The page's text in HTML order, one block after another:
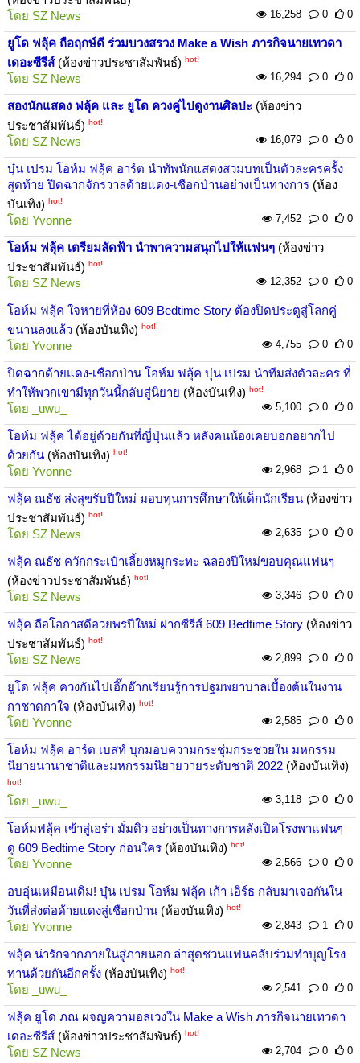
โดย SZ News 16,258 0 0
ยูโด ฟลุ้ค ถือฤกษ์ดี ร่วมบวงสรวง Make a Wish ภารกิจนายเทวดา
เดอะซีรีส์(ห้องข่าวประชาสัมพันธ์) hot!
โดย SZ News 16,294 0 0
สองนักแสดง ฟลุ้ค และ ยูโด ควงคู่ไปดูงานศิลปะ (ห้องข่าว
ประชาสัมพันธ์) hot!
โดย SZ News 16,079 0 0
บุ๋น เปรม โอห์ม ฟลุ้ค อาร์ต นำทัพนักแสดงสวมบทเป็นตัวละครครั้ง
สุดท้าย ปิดฉากจักรวาลด้ายแดง-เชือกป่านอย่างเป็นทางการ (ห้อง
บันเทิง) hot!
โดย Yvonne 7,452 0 0
โอห์ม ฟลุ้ค เตรียมลัดฟ้า นำพาความสนุกไปให้แฟนๆ (ห้องข่าว
ประชาสัมพันธ์) hot!
โดย SZ News 12,352 0 0
โอห์ม ฟลุ้ค ใจหายที่ห้อง 609 Bedtime Story ต้องปิดประตูสู่โลกคู่
ขนานลงแล้ว (ห้องบันเทิง) hot!
โดย Yvonne 4,755 0 0
ปิดฉากด้ายแดง-เชือกป่าน โอห์ม ฟลุ้ค บุ๋น เปรม นำทีมส่งตัวละคร ที่
ทำให้พวกเขามีทุกวันนี้กลับสู่นิยาย (ห้องบันเทิง) hot!
โดย _uwu_ 5,100 0 0
โอห์ม ฟลุ้ค ได้อยู่ด้วยกันที่ญี่ปุ่นแล้ว หลังคนน้องเคยบอกอยากไป
ด้วยกัน (ห้องบันเทิง) hot!
โดย Yvonne 2,968 1 0
ฟลุ้ค ณธัช ส่งสุขรับปีใหม่ มอบทุนการศึกษาให้เด็กนักเรียน (ห้องข่าว
ประชาสัมพันธ์) hot!
โดย SZ News 2,635 0 0
ฟลุ้ค ณธัช ควักกระเป๋าเลี้ยงหมูกระทะ ฉลองปีใหม่ขอบคุณแฟนๆ
(ห้องข่าวประชาสัมพันธ์) hot!
โดย SZ News 3,346 0 0
ฟลุ้ค ถือโอกาสดีอวยพรปีใหม่ ฝากซีรีส์ 609 Bedtime Story (ห้องข่าว
ประชาสัมพันธ์) hot!
โดย SZ News 2,899 0 0
ยูโด ฟลุ้ค ควงกันไปเอิ๊กอ๊ากเรียนรู้การปฐมพยาบาลเบื้องต้นในงาน
กาชาดกาใจ (ห้องบันเทิง) hot!
โดย Yvonne 2,585 0 0
โอห์ม ฟลุ้ค อาร์ต เบสท์ บุกมอบความกระชุ่มกระชวยใน มหกรรม
นิยายนานาชาติและมหกรรมนิยายวายระดับชาติ 2022 (ห้องบันเทิง)
hot!
โดย _uwu_ 3,118 0 0
โอห์มฟลุ้ค เข้าสู่เอร่า มั่มดิว อย่างเป็นทางการหลังเปิดโรงพาแฟนๆ
ดู 609 Bedtime Story ก่อนใคร (ห้องบันเทิง) hot!
โดย Yvonne 2,566 0 0
อบอุ่นเหมือนเดิม! บุ๋น เปรม โอห์ม ฟลุ้ค เก้า เอิร์ธ กลับมาเจอกันใน
วันที่ส่งต่อด้ายแดงสู่เชือกป่าน (ห้องบันเทิง) hot!
โดย Yvonne 2,843 1 0
ฟลุ้ค น่ารักจากภายในสู่ภายนอก ล่าสุดชวนแฟนคลับร่วมทำบุญโรง
ทานด้วยกันอีกครั้ง (ห้องบันเทิง) hot!
โดย _uwu_ 2,541 0 0
ฟลุ้ค ยูโด ภณ ผจญความอลเวงใน Make a Wish ภารกิจนายเทวดา
เดอะซีรีส์ (ห้องข่าวประชาสัมพันธ์) hot!
โดย SZ News 2,704 0 0